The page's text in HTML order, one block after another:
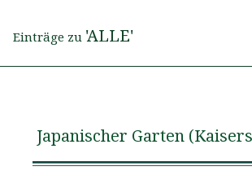
Einträge zu 'ALLE'
Japanischer Garten